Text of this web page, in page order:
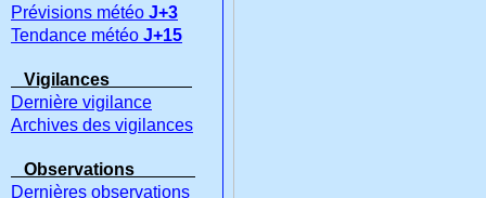
Prévisions météo J+3
Tendance météo J+15
Vigilances
Dernière vigilance
Archives des vigilances
Observations
Dernières observations